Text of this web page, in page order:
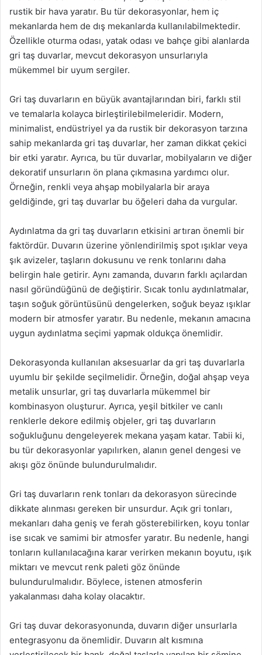
rustik bir hava yaratır. Bu tür dekorasyonlar, hem iç
mekanlarda hem de dış mekanlarda kullanılabilmektedir.
Özellikle oturma odası, yatak odası ve bahçe gibi alanlarda
gri taş duvarlar, mevcut dekorasyon unsurlarıyla
mükemmel bir uyum sergiler.
Gri taş duvarların en büyük avantajlarından biri, farklı stil
ve temalarla kolayca birleştirilebilmeleridir. Modern,
minimalist, endüstriyel ya da rustik bir dekorasyon tarzına
sahip mekanlarda gri taş duvarlar, her zaman dikkat çekici
bir etki yaratır. Ayrıca, bu tür duvarlar, mobilyaların ve diğer
dekoratif unsurların ön plana çıkmasına yardımcı olur.
Örneğin, renkli veya ahşap mobilyalarla bir araya
geldiğinde, gri taş duvarlar bu öğeleri daha da vurgular.
Aydınlatma da gri taş duvarların etkisini artıran önemli bir
faktördür. Duvarın üzerine yönlendirilmiş spot ışıklar veya
şık avizeler, taşların dokusunu ve renk tonlarını daha
belirgin hale getirir. Aynı zamanda, duvarın farklı açılardan
nasıl göründüğünü de değiştirir. Sıcak tonlu aydınlatmalar,
taşın soğuk görüntüsünü dengelerken, soğuk beyaz ışıklar
modern bir atmosfer yaratır. Bu nedenle, mekanın amacına
uygun aydınlatma seçimi yapmak oldukça önemlidir.
Dekorasyonda kullanılan aksesuarlar da gri taş duvarlarla
uyumlu bir şekilde seçilmelidir. Örneğin, doğal ahşap veya
metalik unsurlar, gri taş duvarlarla mükemmel bir
kombinasyon oluşturur. Ayrıca, yeşil bitkiler ve canlı
renklerle dekore edilmiş objeler, gri taş duvarların
soğukluğunu dengeleyerek mekana yaşam katar. Tabii ki,
bu tür dekorasyonlar yapılırken, alanın genel dengesi ve
akışı göz önünde bulundurulmalıdır.
Gri taş duvarların renk tonları da dekorasyon sürecinde
dikkate alınması gereken bir unsurdur. Açık gri tonları,
mekanları daha geniş ve ferah gösterebilirken, koyu tonlar
ise sıcak ve samimi bir atmosfer yaratır. Bu nedenle, hangi
tonların kullanılacağına karar verirken mekanın boyutu, ışık
miktarı ve mevcut renk paleti göz önünde
bulundurulmalıdır. Böylece, istenen atmosferin
yakalanması daha kolay olacaktır.
Gri taş duvar dekorasyonunda, duvarın diğer unsurlarla
entegrasyonu da önemlidir. Duvarın alt kısmına